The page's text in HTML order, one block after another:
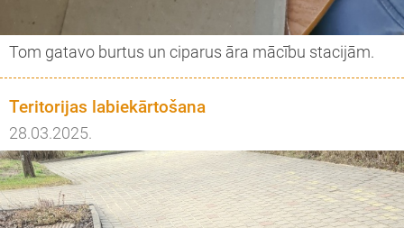
Tom gatavo burtus un ciparus āra mācību stacijām.
Teritorijas labiekārtošana
28.03.2025.